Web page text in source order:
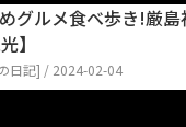
グルメ食べ歩き!厳
】
日記] / 2024-02-04